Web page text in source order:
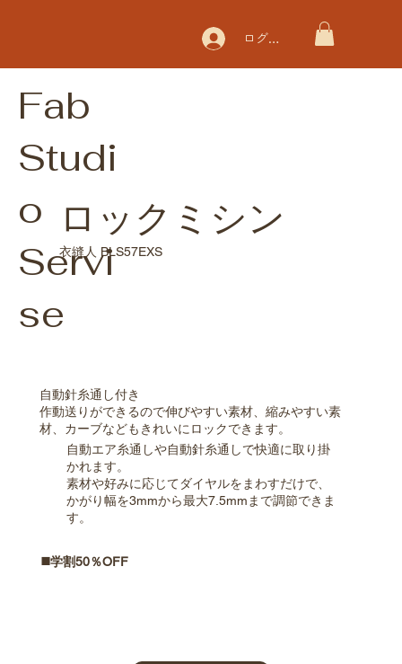
ログイン
Fab
Studi
o
Servi
se
ロックミシン
衣縫人 BLS57EXS
自動針糸通し付き
作動送りができるので伸びやすい素材、縮みやすい素
材、カーブなどもきれいにロックできます。
自動エア糸通しや自動針糸通しで快適に取り掛
かれます。
素材や好みに応じてダイヤルをまわすだけで、
かがり幅を3mmから最大7.5mmまで調節できま
す。
◼️学割50％OFF